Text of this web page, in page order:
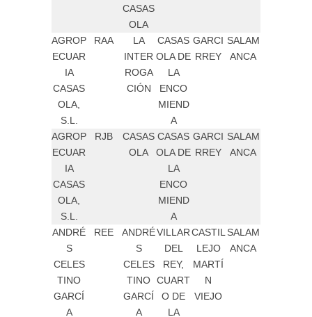
CASAS
OLA
AGROP
ECUAR
IA
CASAS
OLA,
S.L.
RAA
LA
INTER
ROGA
CIÓN
CASAS
OLA DE
LA
ENCO
MIEND
A
GARCI
RREY
SALAM
ANCA
AGROP
ECUAR
IA
CASAS
OLA,
S.L.
RJB
CASAS
OLA
CASAS
OLA DE
LA
ENCO
MIEND
A
GARCI
RREY
SALAM
ANCA
ANDRÉ
S
CELES
TINO
GARCÍ
A
REE
ANDRÉ
S
CELES
TINO
GARCÍ
A
VILLAR
DEL
REY,
CUART
O DE
LA
CASTIL
LEJO
MARTÍ
N
VIEJO
SALAM
ANCA